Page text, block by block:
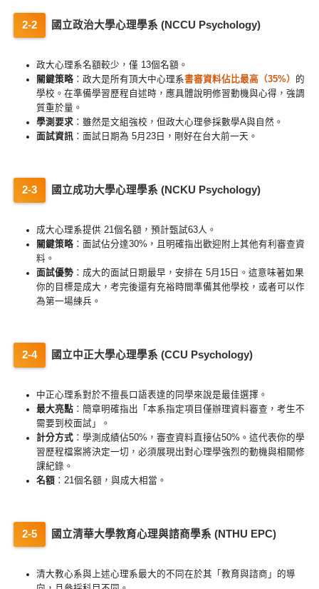
國立政治大學心理學系 (NCCU Psychology)
政大心理系名額較少，僅 13個名額。
關鍵策略：政大是所有頂大中心理系書審資料佔比最高（35%）
的
學校。在準備學習歷程自述時，應具體說明修習動機與心得，強調
質重於量。
學測要求：雖然是文組強校，但政大心理參採數學A與自然。
面試資訊：面試日期為 5月23日，剛好在台大前一天。
國立成功大學心理學系 (NCKU Psychology)
成大心理系提供 21個名額，預計甄試63人。
關鍵策略：面試佔分達30%，且明確指出歡迎附上其他有利審查資
料。
面試優勢：成大的面試日期最早，安排在 5月15日。這意味著如果
你的目標是成大，考完後還有充裕時間準備其他學校，或者可以作
為第一場練兵。
國立中正大學心理學系 (CCU Psychology)
中正心理系對於不擅長口語表達的同學來說是最佳選擇。
最大亮點：簡章明確指出「本系指定項目僅辦理資料審查，考生不
需要到校面試」。
計分方式：學測成績佔50%，審查資料直接佔50%。這代表你的學
習歷程檔案將決定一切，必須展現出對心理學強烈的動機與相關修
課紀錄。
名額 ：21個名額，與成大相當。
國立清華大學教育心理與諮商學系 (NTHU EPC)
清大教心系與上述心理系最大的不同在於其「教育與諮商」的導